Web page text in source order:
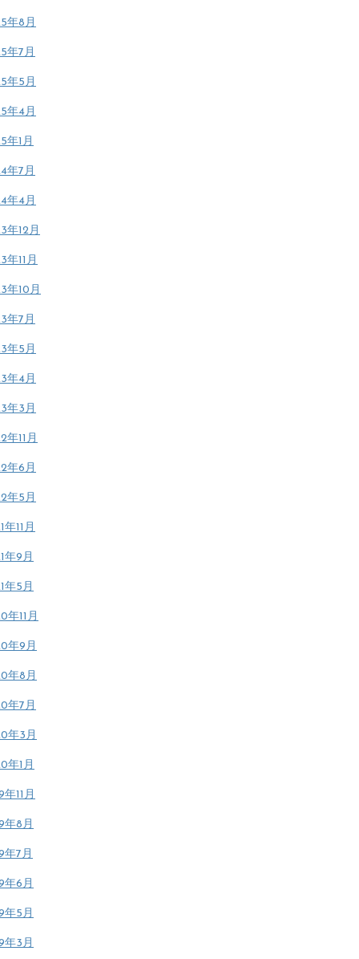
年8月
年7月
年5月
年4月
年1月
年7月
年4月
年12月
年11月
年10月
年7月
年5月
年4月
年3月
年11月
年6月
年5月
年11月
年9月
年5月
年11月
年9月
年8月
年7月
年3月
年1月
年11月
年8月
年7月
年6月
年5月
年3月